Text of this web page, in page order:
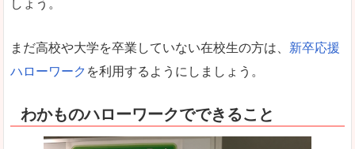
しょう。
まだ高校や大学を卒業していない在校生の方は、 新卒応援
ハローワーク を利用するようにしましょう。
わかものハローワークでできること